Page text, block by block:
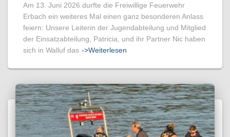
Am 13. Juni 2026 durfte die Freiwillige Feuerwehr
Erbach ein weiteres Mal einen ganz besonderen Anlass
feiern: Unsere Leiterin der Jugendabteilung und Mitglied
der Einsatzabteilung, Patricia, und ihr Partner Nic haben
sich in Walluf das ->Weiterlesen